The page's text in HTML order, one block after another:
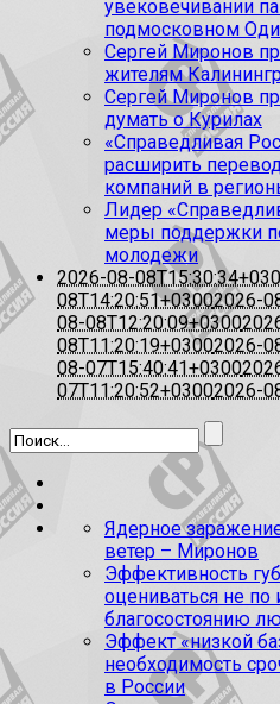
увековечивании
подмосковном
Сергей Миронов
жителям
Сергей Миронов
думать о Курилах
«Справедливая
расширить
компаний в
Лидер
меры поддержки
молодежи
2026-08-
08T14:20:51+03002026-
08-08T12:20:09+0300
08T11:20:19+03002026-
08-07T15:40:41+0300
07T11:20:52+03002026-
Ядерное
ветер – Миронов
Эффективность
оцениваться не по
благосостоянию
Эффект «низкой
необходимость
в России